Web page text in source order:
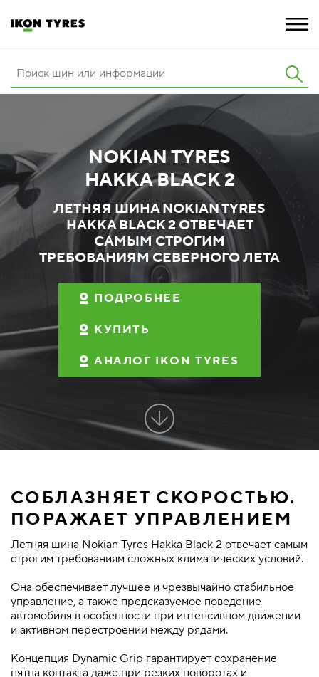
ИННОВАЦИИ
РАСШИРЕННАЯ ГАРАНТИЯ
О КОМПАНИИ
КАРЬЕРА
ПОКУПКА И АКЦИИ
NOKIAN TYRES
HAKKA BLACK 2
ЛЕТНЯЯ ШИНА NOKIAN TYRES
HAKKA BLACK 2 ОТВЕЧАЕТ
САМЫМ СТРОГИМ
ТРЕБОВАНИЯМ СЕВЕРНОГО ЛЕТА
ПОДРОБНЕЕ
КУПИТЬ
АНАЛОГ IKON TYRES
СОБЛАЗНЯЕТ СКОРОСТЬЮ.
ПОРАЖАЕТ УПРАВЛЕНИЕМ
Летняя шина Nokian Tyres Hakka Black 2 отвечает самым
строгим требованиям сложных климатических условий.
Она обеспечивает лучшее и чрезвычайно стабильное
управление, а также предсказуемое поведение
автомобиля в особенности при интенсивном движении
и активном перестроении между рядами.
Концепция Dynamic Grip гарантирует сохранение
пятна контакта даже при резких поворотах и